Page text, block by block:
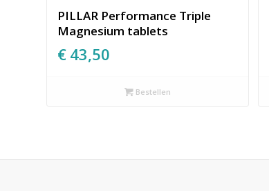
PILLAR Performance Triple
Magnesium tablets
€ 43,50
Bestellen